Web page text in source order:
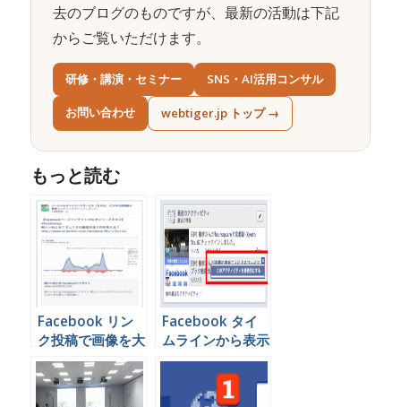
去のブログのものですが、最新の活動は下記
からご覧いただけます。
研修・講演・セミナー SNS・AI活用コンサル
お問い合わせ webtiger.jp トップ →
もっと読む
Facebook リン
ク投稿で画像を大
きく表示させる方
法
Facebook タイ
ムラインから表示
させたくないアク
ティビティを消す
方法